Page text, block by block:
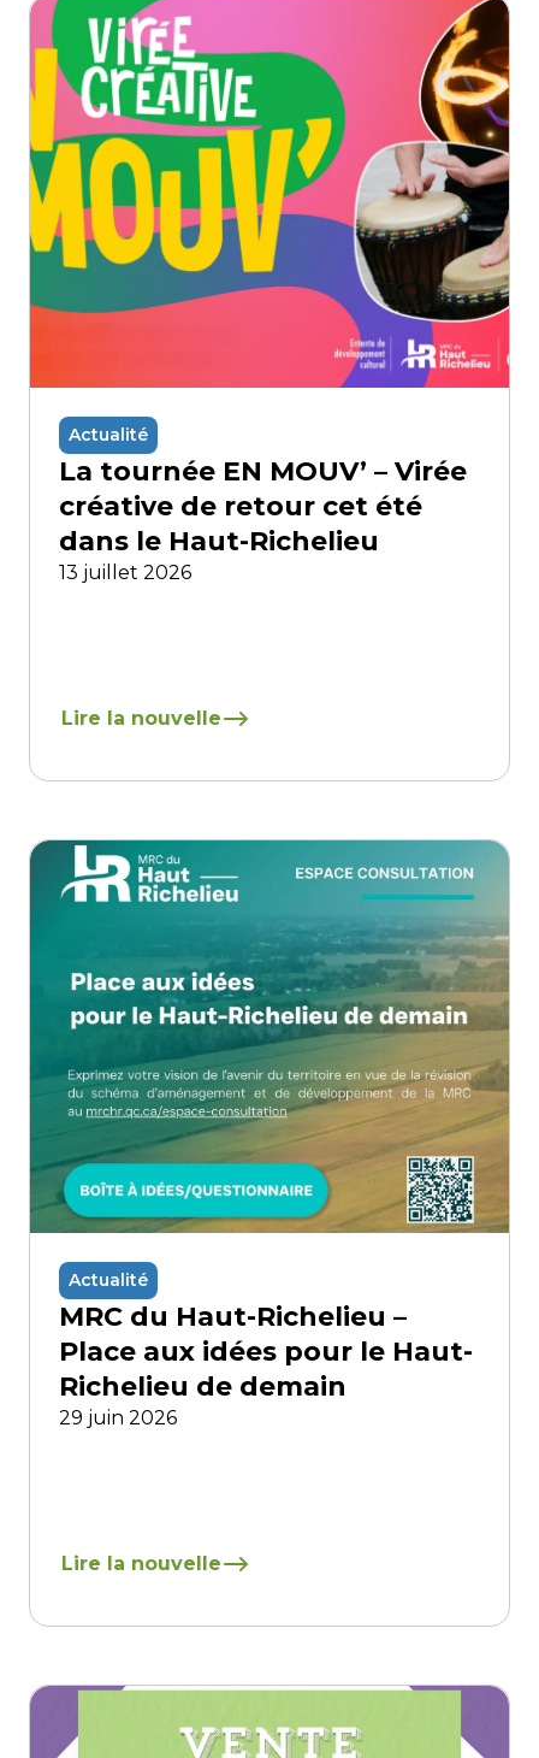
Actualité
La tournée EN MOUV’ – Virée
créative de retour cet été
dans le Haut-Richelieu
13 juillet 2026
En savoir plus
Actualité
MRC du Haut-Richelieu –
Place aux idées pour le Haut-
Richelieu de demain
29 juin 2026
En savoir plus